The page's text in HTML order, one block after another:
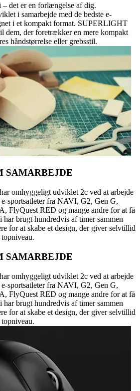
det er en forlængelse af dig.
i samarbejde med de bedste e-
i et kompakt format. SUPERLIGHT
dem, der foretrækker en mere kompakt
håndstørrelse eller grebsstil.
SAMARBEJDE
omhyggeligt udviklet 2c ved at arbejde
sportsatleter fra NAVI, G2, Gen G,
FlyQuest RED og mange andre for at få
brugt hundredvis af timer sammen
for at skabe et design, der giver selvtillid
SAMARBEJDE
omhyggeligt udviklet 2c ved at arbejde
sportsatleter fra NAVI, G2, Gen G,
FlyQuest RED og mange andre for at få
brugt hundredvis af timer sammen
for at skabe et design, der giver selvtillid